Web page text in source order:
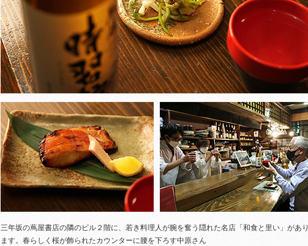
三年坂の蔦屋書店の隣のビル２階に、若き料理人が腕を奮う隠れた名店「和食と里い」があり
ます。春らしく桜が飾られたカウンターに腰を下ろす中原さん